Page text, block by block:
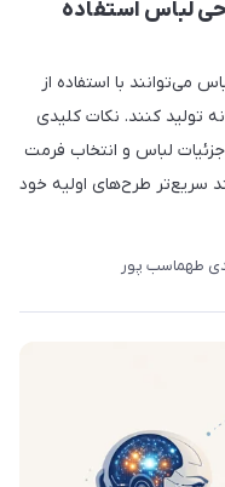
لباس استفاده
می‌توانند با استفاده از
تولید کنند. نکات کلیدی
لباس و انتخاب فرمت
سریع‌تر طرح‌های اولیه خود
طهماسب پور